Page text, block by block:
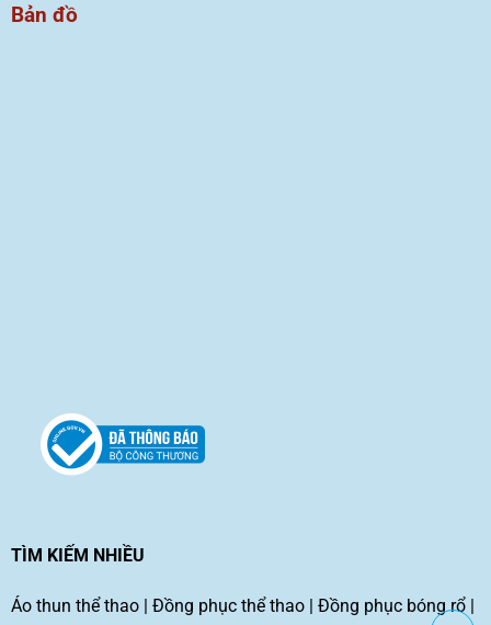
Bản đồ
TÌM KIẾM NHIỀU
Áo thun thể thao| Đồng phục thể thao| Đồng phục bóng rổ|